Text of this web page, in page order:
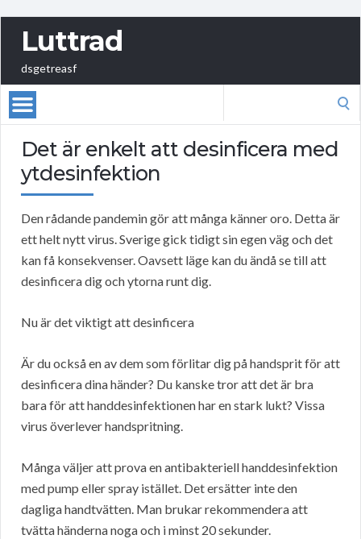
Luttrad
dsgetreasf
Det är enkelt att desinficera med
ytdesinfektion
Den rådande pandemin gör att många känner oro. Detta är
ett helt nytt virus. Sverige gick tidigt sin egen väg och det
kan få konsekvenser. Oavsett läge kan du ändå se till att
desinficera dig och ytorna runt dig.
Nu är det viktigt att desinficera
Är du också en av dem som förlitar dig på handsprit för att
desinficera dina händer? Du kanske tror att det är bra
bara för att handdesinfektionen har en stark lukt? Vissa
virus överlever handspritning.
Många väljer att prova en antibakteriell handdesinfektion
med pump eller spray istället. Det ersätter inte den
dagliga handtvätten. Man brukar rekommendera att
tvätta händerna noga och i minst 20 sekunder.